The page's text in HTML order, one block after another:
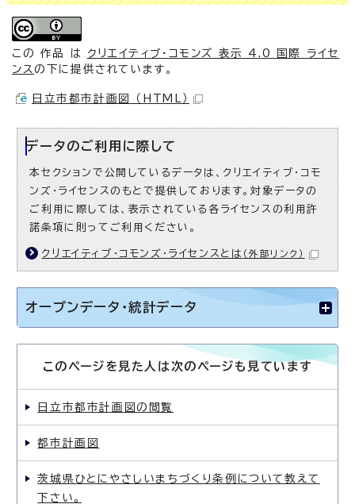
この 作品 は クリエイティブ・コモンズ 表示 4.0 国際 ライセ
ンス の下に提供されています。
日立市都市計画図 （HTML）
データのご利用に際して
本セクションで公開しているデータは、クリエイティブ・コモ
ンズ・ライセンスのもとで提供しております。対象データの
ご利用に際しては、表示されている各ライセンスの利用許
諾条項に則ってご利用ください。
クリエイティブ・コモンズ・ライセンスとは （外部リンク）
オープンデータ・統計データ
このページを見た人は次のページも見ています
日立市都市計画図の閲覧
都市計画図
茨城県ひとにやさしいまちづくり条例について教えて
下さい。